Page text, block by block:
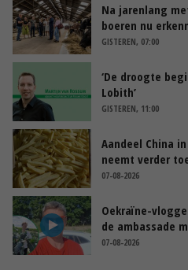
Na jarenlang
boeren nu
GISTEREN, 07:00
‘De droogte
Lobith’
GISTEREN, 11:00
Aandeel China
neemt verder
07-08-2026
Oekraïne-
de ambassade
07-08-2026